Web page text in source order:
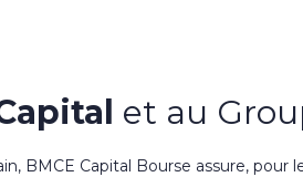
et au
BMCE Capital Bourse assure, pour